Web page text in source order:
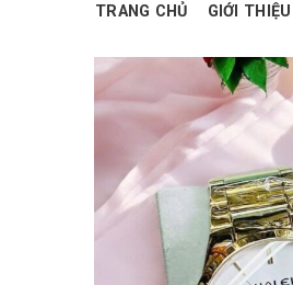
TRANG CHỦ GIỚI THIỆU